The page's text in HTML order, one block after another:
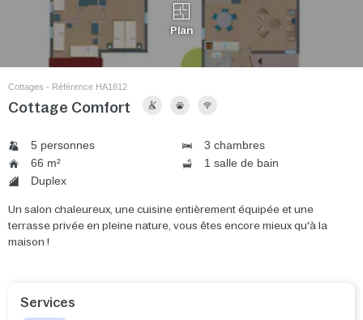
Plan
Cottages - Référence HA1812
Cottage Comfort
5 personnes
3 chambres
66 m²
1 salle de bain
Duplex
Un salon chaleureux, une cuisine entièrement équipée et une
terrasse privée en pleine nature, vous êtes encore mieux qu'à la
maison !
Services